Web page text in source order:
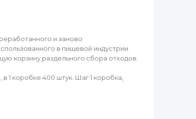
и заново
в пищевой индустрии
корзину раздельного сбора отходов.
1 коробке 400 штук. Шаг 1 коробка,